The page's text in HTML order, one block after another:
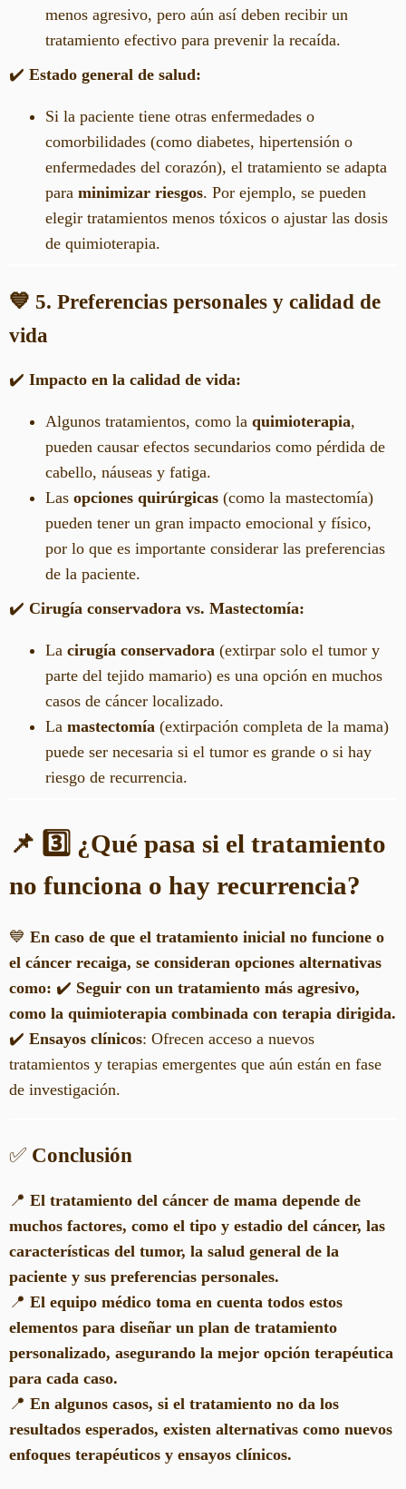
menos agresivo, pero aún así deben recibir un
tratamiento efectivo para prevenir la recaída.
✔️ Estado general de salud:
Si la paciente tiene otras enfermedades o
comorbilidades (como diabetes, hipertensión o
enfermedades del corazón), el tratamiento se adapta
para minimizar riesgos. Por ejemplo, se pueden
elegir tratamientos menos tóxicos o ajustar las dosis
de quimioterapia.
💙 5. Preferencias personales y calidad de
vida
✔️ Impacto en la calidad de vida:
Algunos tratamientos, como la quimioterapia,
pueden causar efectos secundarios como pérdida de
cabello, náuseas y fatiga.
Las opciones quirúrgicas (como la mastectomía)
pueden tener un gran impacto emocional y físico,
por lo que es importante considerar las preferencias
de la paciente.
✔️ Cirugía conservadora vs. Mastectomía:
La cirugía conservadora (extirpar solo el tumor y
parte del tejido mamario) es una opción en muchos
casos de cáncer localizado.
La mastectomía (extirpación completa de la mama)
puede ser necesaria si el tumor es grande o si hay
riesgo de recurrencia.
📌 3️⃣ ¿Qué pasa si el tratamiento
no funciona o hay recurrencia?
💙 En caso de que el tratamiento inicial no funcione o
el cáncer recaiga, se consideran opciones alternativas
como: ✔️ Seguir con un tratamiento más agresivo,
como la quimioterapia combinada con terapia dirigida.
✔️ Ensayos clínicos: Ofrecen acceso a nuevos
tratamientos y terapias emergentes que aún están en fase
de investigación.
✅ Conclusión
📍 El tratamiento del cáncer de mama depende de
muchos factores, como el tipo y estadio del cáncer, las
características del tumor, la salud general de la
paciente y sus preferencias personales.
📍 El equipo médico toma en cuenta todos estos
elementos para diseñar un plan de tratamiento
personalizado, asegurando la mejor opción terapéutica
para cada caso.
📍 En algunos casos, si el tratamiento no da los
resultados esperados, existen alternativas como nuevos
enfoques terapéuticos y ensayos clínicos.